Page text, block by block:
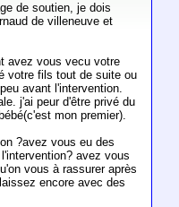
de soutien, je dois
de villeneuve et
avez vous vecu votre
votre fils tout de suite ou
avant l'intervention.
j'ai peur d'être privé du
mon premier).
?avez vous eu des
avez vous
vous à rassurer après
encore avec des